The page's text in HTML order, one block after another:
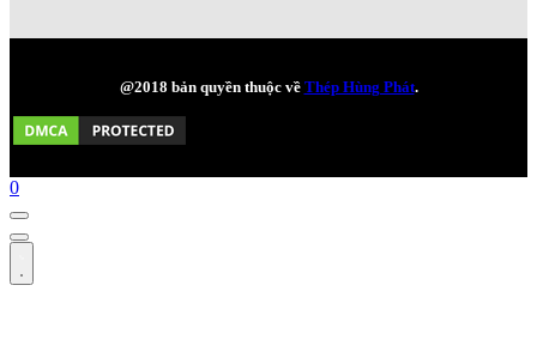
@2018 bản quyền thuộc về Thép Hùng Phát.
0